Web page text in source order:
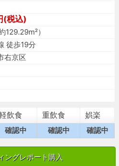
(税込)
129.29m²）
徒歩19分
右京区
飲食 重飲食 娯楽
確認中 確認中 確認中
ングレポート購入